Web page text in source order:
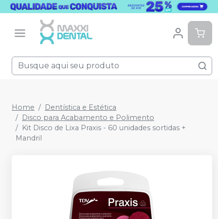
Home
Dentística e Estética
Disco para Acabamento e Polimento
Kit Disco de Lixa Praxis - 60 unidades sortidas +
Mandril